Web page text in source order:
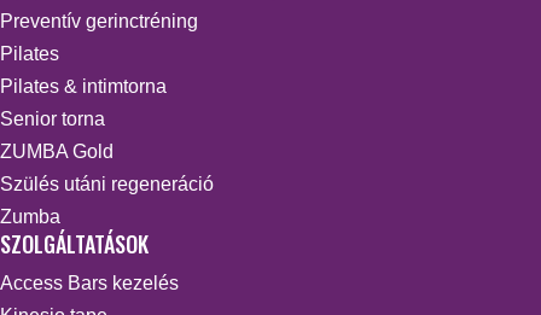
Preventív gerinctréning
Pilates
Pilates & intimtorna
Senior torna
ZUMBA Gold
Szülés utáni regeneráció
Zumba
SZOLGÁLTATÁSOK
Access Bars kezelés